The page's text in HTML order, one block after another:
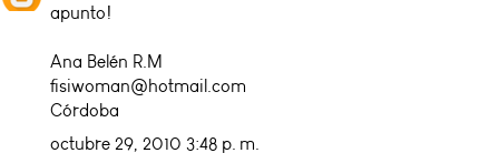
apunto!
Ana Belén R.M
fisiwoman@hotmail.com
Córdoba
octubre 29, 2010 3:48 p. m.